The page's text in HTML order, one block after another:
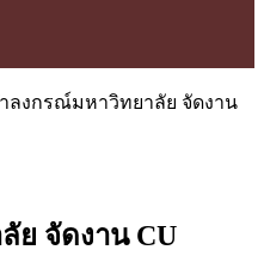
ลงกรณ์มหาวิทยาลัย จัดงาน
ย จัดงาน CU